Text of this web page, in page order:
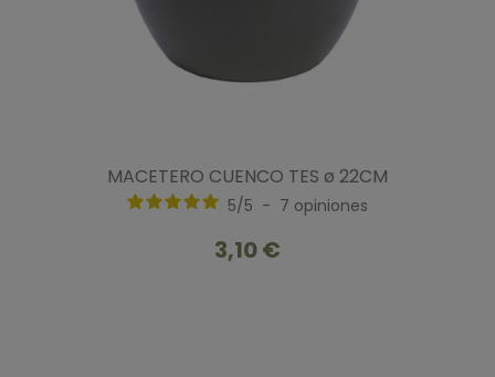
MACETERO CUENCO TES ø 22CM
5/5 - 7 opiniones
3,10 €